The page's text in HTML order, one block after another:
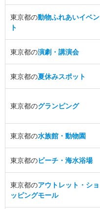
東京都の動物ふれあいイベン
ト
東京都の演劇・講演会
東京都の夏休みスポット
東京都のグランピング
東京都の水族館・動物園
東京都のビーチ・海水浴場
東京都のアウトレット・ショ
ッピングモール